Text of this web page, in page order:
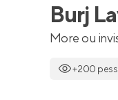
Burj
More ou
+200